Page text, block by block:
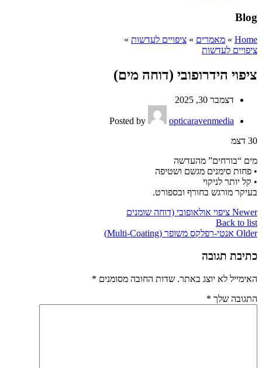
Blog
Home
» מאמרים » ציפויים לעדשות »
ציפויים לעדשות
ציפוי הידרופובי (דוחה מים)
דצמבר 30, 2025
Posted by
opticaravenmedia
30 דצמ
מים “בורחים” מהעדשה
• פחות סימנים מגשם ושטיפה
• קל יותר לניקוי
בעיקר מורגש בחורף ובספורט.
Newer ציפוי אולאופובי (דוחה שומנים
Back to list
Older אנטי-רפלקס משופר (Multi-Coating)
כתיבת תגובה
האימייל לא יוצג באתר. שדות החובה מסומנים *
התגובה שלך *